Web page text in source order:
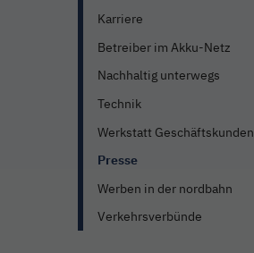
Karriere
Betreiber im Akku-Netz
Nachhaltig unterwegs
Technik
Werkstatt Geschäftskunden
Presse
Werben in der nordbahn
Verkehrsverbünde